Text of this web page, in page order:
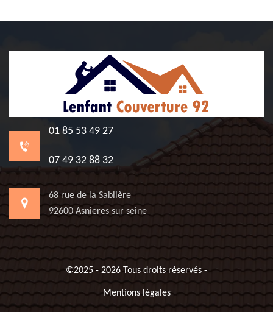
01 85 53 49 27
07 49 32 88 32
68 rue de la Sablière
92600 Asnieres sur seine
©2025 - 2026 Tous droits réservés -
Mentions légales